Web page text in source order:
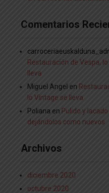
Comentarios
Restauración de Vespa,
lleva
Miguel Angel en
lo Vintage se lleva
Poliana en Pulido y
dejándolos como nuevos
Archivos
diciembre 2020
octubre 2020